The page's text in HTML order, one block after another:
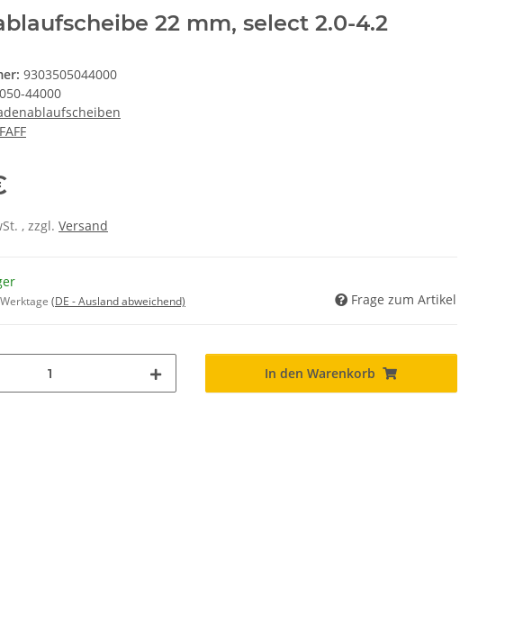
22 mm, select 2.0-4.2
9303505044000
44000
, zzgl. Versand
(DE - Ausland abweichend) Frage zum Artikel
In den Warenkorb